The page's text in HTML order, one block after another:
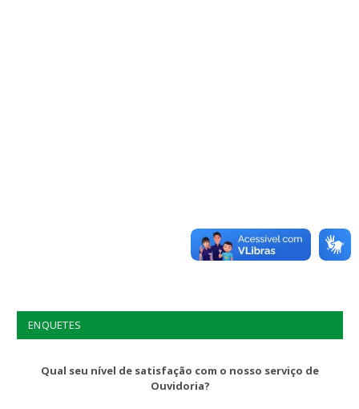
ENQUETES
Qual seu nível de satisfação com o nosso serviço de
Ouvidoria?